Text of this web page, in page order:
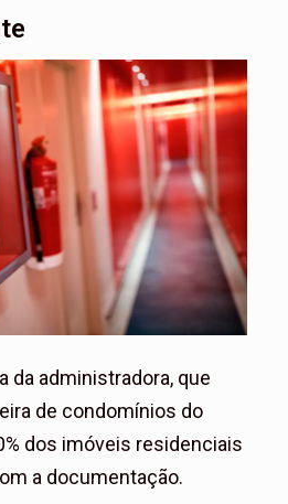
da administradora, que
de condomínios do
dos imóveis residenciais
a documentação.